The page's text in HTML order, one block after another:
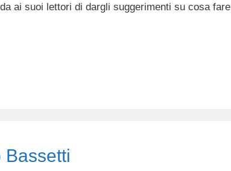
ai suoi lettori di dargli suggerimenti su cosa fare
Bassetti